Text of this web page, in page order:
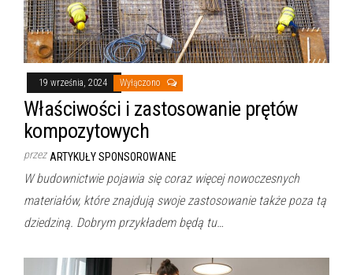
19 września, 2024 Wyłączono
Właściwości i zastosowanie prętów
kompozytowych
przez ARTYKUŁY SPONSOROWANE
W budownictwie pojawia się coraz więcej nowoczesnych
materiałów, które znajdują swoje zastosowanie także poza tą
dziedziną. Dobrym przykładem będą tu…